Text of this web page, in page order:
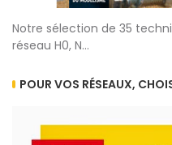
Notre sélection de 35
réseau H0, N...
POUR VOS RÉSEAUX,